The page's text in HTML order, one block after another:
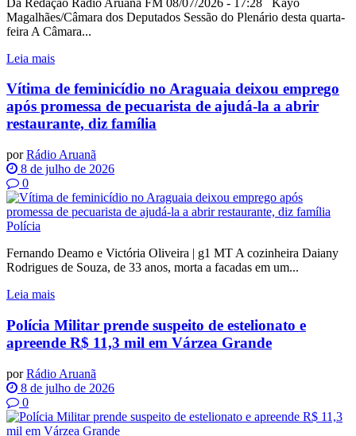
Magalhães/Câmara dos Deputados Sessão do Plenário desta quarta-
feira A Câmara...
Leia mais
Vítima de feminicídio no Araguaia deixou emprego
após promessa de pecuarista de ajudá-la a abrir
restaurante, diz família
por Rádio Aruanã
8 de julho de 2026
0
Polícia
Fernando Deamo e Victória Oliveira | g1 MT A cozinheira Daiany
Rodrigues de Souza, de 33 anos, morta a facadas em um...
Leia mais
Polícia Militar prende suspeito de estelionato e
apreende R$ 11,3 mil em Várzea Grande
por Rádio Aruanã
8 de julho de 2026
0